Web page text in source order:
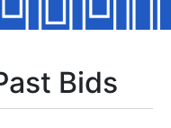
Bids